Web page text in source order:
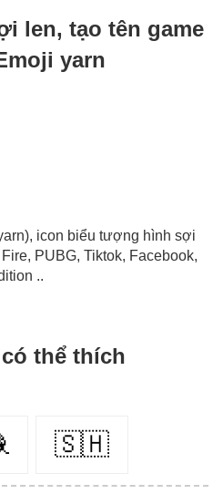
len, tạo tên game
yarn
icon biểu tượng hình sợi
PUBG, Tiktok, Facebook,
..
thể thích
🇸🇭